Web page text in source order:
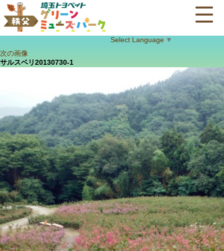
Select Language ▼
次の画像
サルスベリ20130730-1